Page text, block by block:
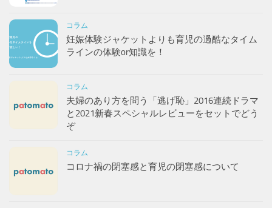
コラム
妊娠体験ジャケットよりも育児の過酷なタイム
ラインの体験or知識を！
コラム
夫婦のあり方を問う「逃げ恥」2016連続ドラマ
と2021新春スペシャルレビューをセットでどう
ぞ
コラム
コロナ禍の閉塞感と育児の閉塞感について